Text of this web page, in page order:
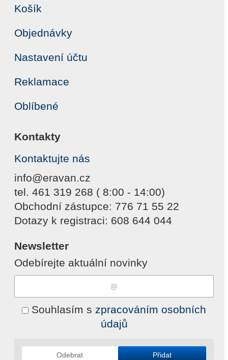
Košík
Objednávky
Nastavení účtu
Reklamace
Oblíbené
Kontakty
Kontaktujte nás
info@eravan.cz
tel. 461 319 268 ( 8:00 - 14:00)
Obchodní zástupce: 776 71 55 22
Dotazy k registraci: 608 644 044
Newsletter
Odebírejte aktuální novinky
Souhlasím s zpracováním osobních
údajů
Odebrat Přidat